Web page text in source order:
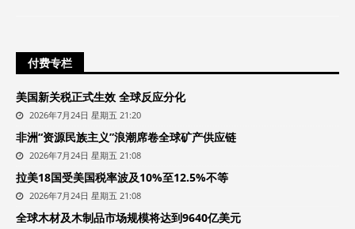
付费专栏
美国新关税正式生效 全球反应分化
2026年7月24日 星期五 21:20
非洲“资源民族主义”浪潮席卷全球矿产供应链
2026年7月24日 星期五 21:08
拉美18国受美国税率波及10%至12.5%不等
2026年7月24日 星期五 21:08
全球木材及木制品市场规模将达到9640亿美元